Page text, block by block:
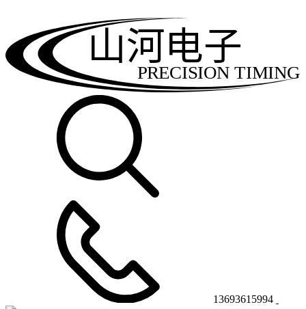
PRECISION TIMING
山河电子
13693615994